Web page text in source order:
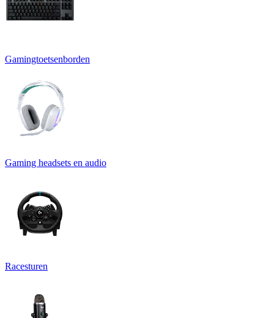
Gamingtoetsenborden
Gaming headsets en audio
Racesturen